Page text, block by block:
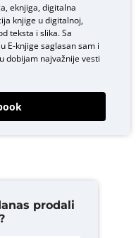
eknjiga, digitalna
knjige u digitalnoj,
teksta i slika. Sa
E-knjigesaglasan sam i
dobijam najvažnije vesti
prodali